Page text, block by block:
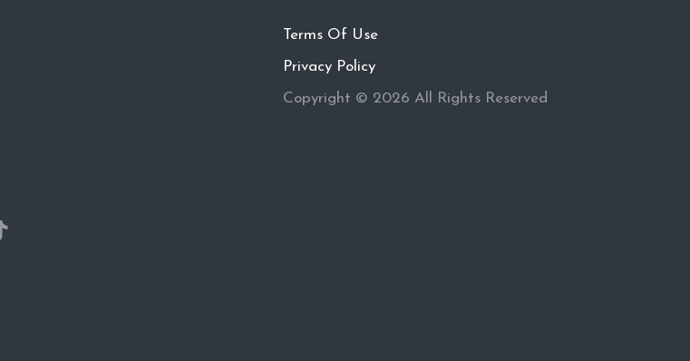
Terms Of Use
Privacy Policy
Copyright © 2026 All Rights Reserved